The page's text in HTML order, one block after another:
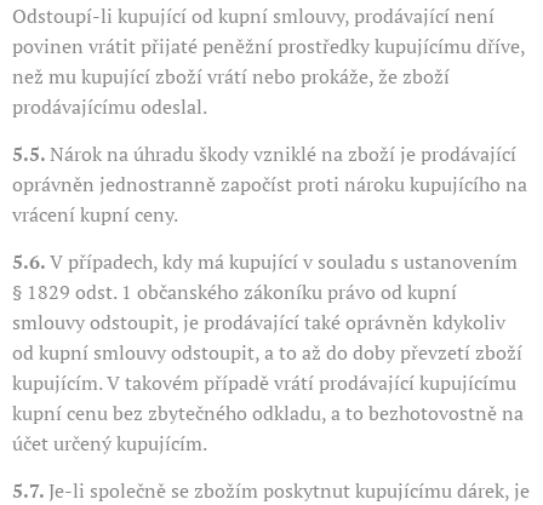
Odstoupí-li kupující od kupní smlouvy, prodávající není
povinen vrátit přijaté peněžní prostředky kupujícímu dříve,
než mu kupující zboží vrátí nebo prokáže, že zboží
prodávajícímu odeslal.
5.5.Nárok na úhradu škody vzniklé na zboží je prodávající
oprávněn jednostranně započíst proti nároku kupujícího na
vrácení kupní ceny.
5.6.V případech, kdy má kupující v souladu s ustanovením
§ 1829 odst. 1 občanského zákoníku právo od kupní
smlouvy odstoupit, je prodávající také oprávněn kdykoliv
od kupní smlouvy odstoupit, a to až do doby převzetí zboží
kupujícím. V takovém případě vrátí prodávající kupujícímu
kupní cenu bez zbytečného odkladu, a to bezhotovostně na
účet určený kupujícím.
5.7.Je-li společně se zbožím poskytnut kupujícímu dárek, je